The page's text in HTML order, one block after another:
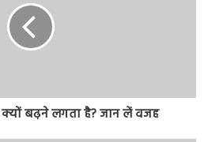
क्यों बढ़ने लगता है? जान लें वजह